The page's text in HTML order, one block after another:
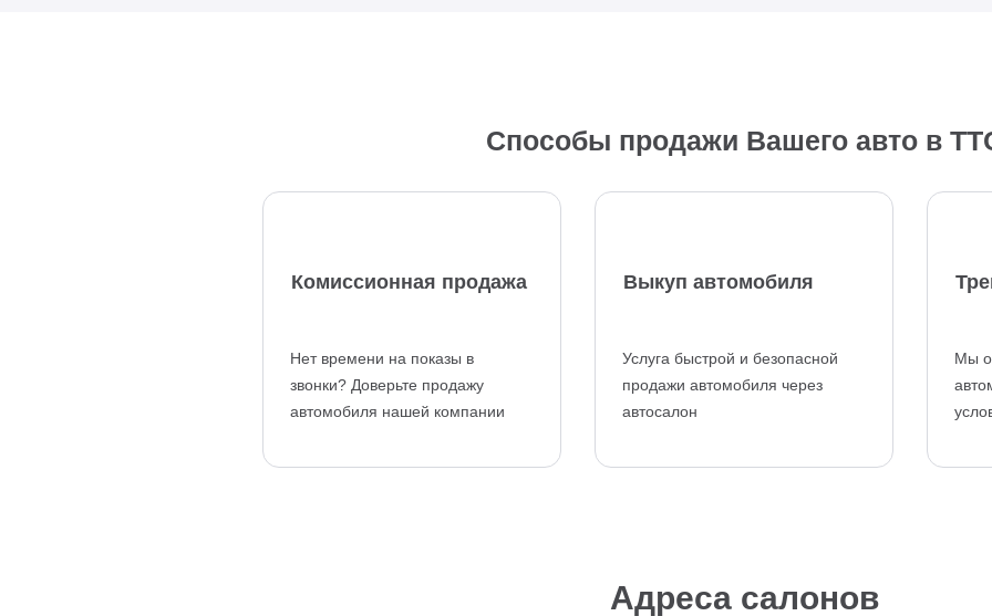
Способы продажи Вашего авто в
Комиссионная продажа
Нет времени на показы в
звонки? Доверьте продажу
автомобиля нашей компании
Выкуп автомобиля
Услуга быстрой и безопасной
продажи автомобиля через
автосалон
Мы
Адреса салонов